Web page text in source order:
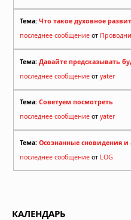
Тема: Что такое духовное
последнее сообщение от
Тема: Давайте предсказывать
последнее сообщение от yater
Тема: Советуем посмотреть
последнее сообщение от yater
Тема: Осознанные сновидения и
последнее сообщение от LOG
КАЛЕНДАРЬ